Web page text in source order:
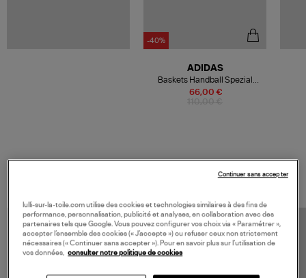
-40%
66,00 €
ADIDAS
Baskets Handball Spezial
Alumin Collegiate Green
lulli-sur-la-toile.com utilise des cookies et technologies similaires à des fins de
performance, personnalisation, publicité et analyses, en collaboration avec des
partenaires tels que Google. Vous pouvez configurer vos choix via « Paramétrer »,
accepter l’ensemble des cookies (« J’accepte ») ou refuser ceux non strictement
nécessaires (« Continuer sans accepter »). Pour en savoir plus sur l’utilisation de
vos données, consulter notre politique de cookies
Continuer sans accepter